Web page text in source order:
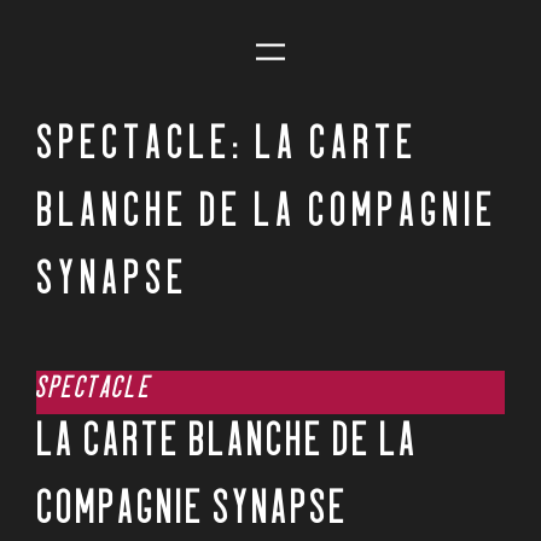
SPECTACLE: LA CARTE
BLANCHE DE LA COMPAGNIE
SYNAPSE
SPECTACLE
LA CARTE BLANCHE DE LA
COMPAGNIE SYNAPSE